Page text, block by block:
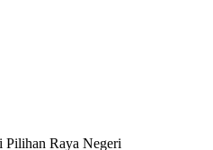
Raya Negeri